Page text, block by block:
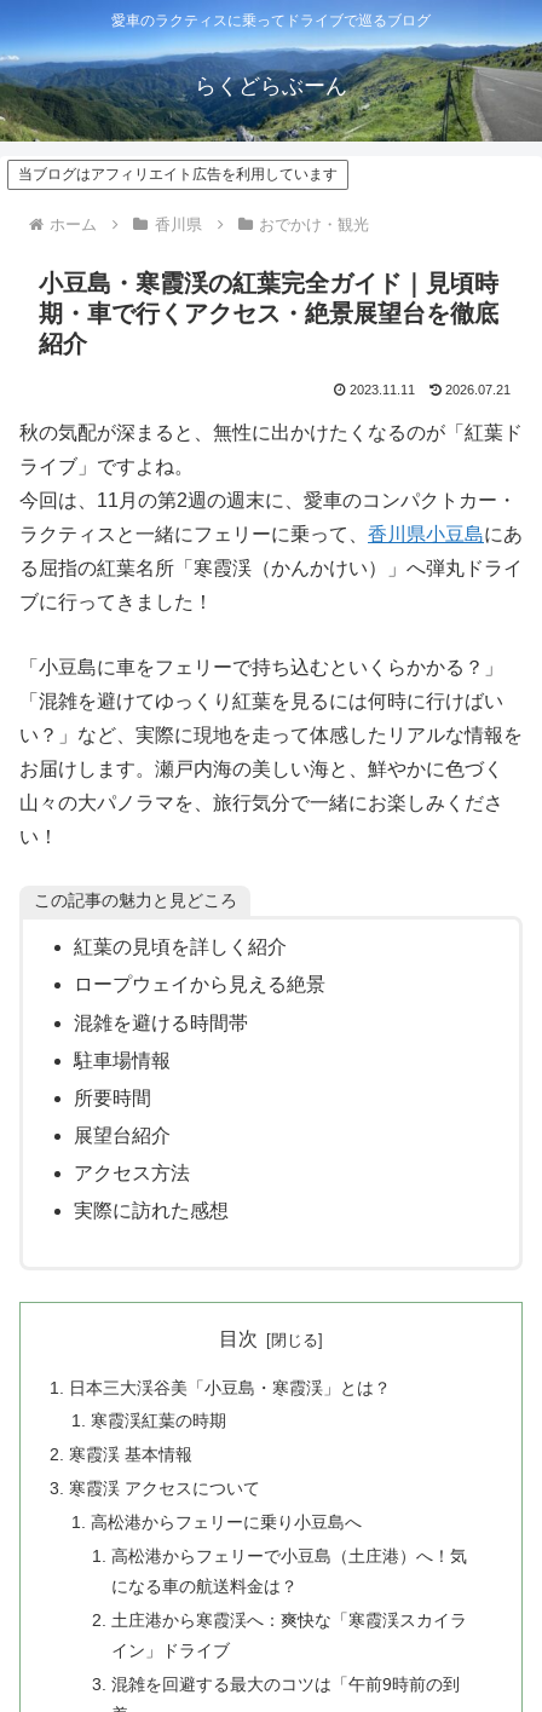
愛車のラクティスに乗ってドライブで巡るブログ
らくどらぶーん
当ブログはアフィリエイト広告を利用しています
ホーム 香川県 おでかけ・観光
小豆島・寒霞渓の紅葉完全ガイド｜見頃時
期・車で行くアクセス・絶景展望台を徹底
紹介
2023.11.11 2026.07.21
秋の気配が深まると、無性に出かけたくなるのが「紅葉ド
ライブ」ですよね。
今回は、11月の第2週の週末に、愛車のコンパクトカー・
ラクティスと一緒にフェリーに乗って、 香川県小豆島にあ
る屈指の紅葉名所「寒霞渓（かんかけい）」へ弾丸ドライ
ブに行ってきました！
「小豆島に車をフェリーで持ち込むといくらかかる？」
「混雑を避けてゆっくり紅葉を見るには何時に行けばい
い？」など、実際に現地を走って体感したリアルな情報を
お届けします。瀬戸内海の美しい海と、鮮やかに色づく
山々の大パノラマを、旅行気分で一緒にお楽しみくださ
い！
この記事の魅力と見どころ
紅葉の見頃を詳しく紹介
ロープウェイから見える絶景
混雑を避ける時間帯
駐車場情報
所要時間
展望台紹介
アクセス方法
実際に訪れた感想
目次
日本三大渓谷美「小豆島・寒霞渓」とは？
寒霞渓紅葉の時期
寒霞渓 基本情報
寒霞渓 アクセスについて
高松港からフェリーに乗り小豆島へ
高松港からフェリーで小豆島（土庄港）へ！気
になる車の航送料金は？
土庄港から寒霞渓へ：爽快な「寒霞渓スカイラ
イン」ドライブ
混雑を回避する最大のコツは「午前9時前の到